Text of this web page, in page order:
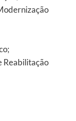
Reabilitação